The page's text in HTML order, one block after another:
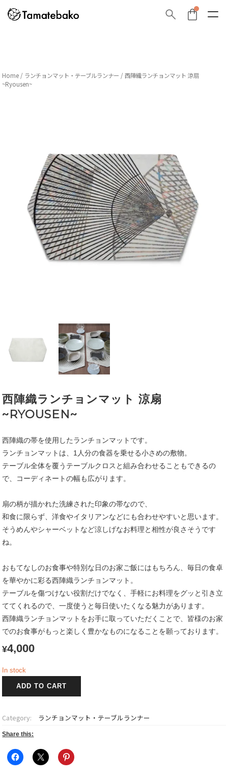
Home / ランチョンマット・テーブルランナー / 西陣織ランチョンマット 涼扇
~Ryousen~
西陣織ランチョンマット 涼扇
~RYOUSEN~
西陣織の帯を使用したランチョンマットです。
ランチョンマットは、1人分の食器を乗せる小さめの敷物。
テーブル全体を覆うテーブルクロスと組み合わせることもできるの
で、コーディネートの幅も広がります。
扇の柄が描かれた洗練された印象の帯なので、
和食に限らず、洋食やイタリアンなどにも合わせやすいと思います。
そうめんやシャーベットなど涼しげなお料理と相性が良さそうです
ね。
おもてなしのお食事や特別な日のお家ご飯にはもちろん、毎日の食卓
を華やかに彩る西陣織ランチョンマット。
テーブルを傷つけない役割だけでなく、手軽にお料理をグッと引き立
ててくれるので、一度使うと毎日使いたくなる魅力があります。
西陣織ランチョンマットをお手に取っていただくことで、皆様のお家
でのお食事がもっと楽しく豊かなものになることを願っております。
¥4,000
In stock
ン
チ
ン
ADD TO CART
Category: ランチョンマット・テーブルランナー
Share this: